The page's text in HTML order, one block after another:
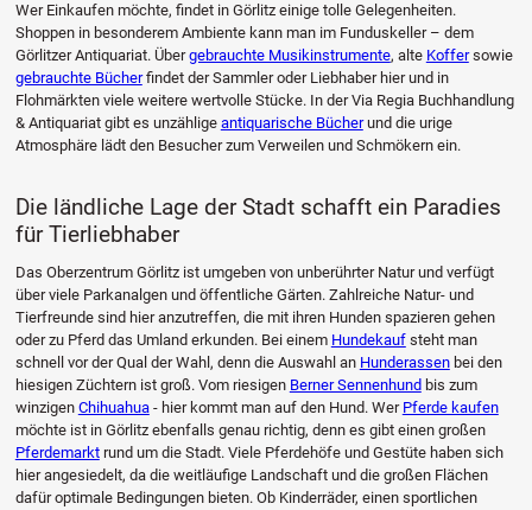
Wer Einkaufen möchte, findet in Görlitz einige tolle Gelegenheiten.
Shoppen in besonderem Ambiente kann man im Funduskeller – dem
Görlitzer Antiquariat. Übergebrauchte Musikinstrumente, alte Koffersowie
gebrauchte Bücherfindet der Sammler oder Liebhaber hier und in
Flohmärkten viele weitere wertvolle Stücke. In der Via Regia Buchhandlung
& Antiquariat gibt es unzählige antiquarische Bücherund die urige
Atmosphäre lädt den Besucher zum Verweilen und Schmökern ein.
Die ländliche Lage der Stadt schafft ein Paradies
für Tierliebhaber
Das Oberzentrum Görlitz ist umgeben von unberührter Natur und verfügt
über viele Parkanalgen und öffentliche Gärten. Zahlreiche Natur- und
Tierfreunde sind hier anzutreffen, die mit ihren Hunden spazieren gehen
oder zu Pferd das Umland erkunden. Bei einem Hundekaufsteht man
schnell vor der Qual der Wahl, denn die Auswahl an Hunderassenbei den
hiesigen Züchtern ist groß. Vom riesigen Berner Sennenhund bis zum
winzigen Chihuahua- hier kommt man auf den Hund. Wer Pferde kaufen
möchte ist in Görlitz ebenfalls genau richtig, denn es gibt einen großen
Pferdemarktrund um die Stadt. Viele Pferdehöfe und Gestüte haben sich
hier angesiedelt, da die weitläufige Landschaft und die großen Flächen
dafür optimale Bedingungen bieten. Ob Kinderräder, einen sportlichen